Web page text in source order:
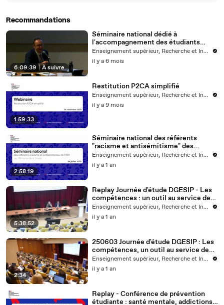
Recommandations
6:09:39 | À suivre
Séminaire national dédié à
l'accompagnement des étudiants
ultramarins - 05/02/2026
Enseignement supérieur, Recherche et Innovation
il y a 6 mois
1:59:33
Restitution P2CA simplifié
Enseignement supérieur, Recherche et Innovation
il y a 9 mois
2:58:19
Séminaire national des référents
"racisme et antisémitisme" des
établissements d'enseignement
supérieur
Enseignement supérieur, Recherche et Innovation
il y a 1 an
5:38:52
Replay Journée d'étude DGESIP - Les
compétences : un outil au service de
l'insertion professionnelle des jeunes
dans les territoires
Enseignement supérieur, Recherche et Innovation
il y a 1 an
2:34
250603 Journée d'étude DGESIP : Les
compétences, un outil au service de
l'insertion professionnelle des jeunes
dans les territoires
Enseignement supérieur, Recherche et Innovation
il y a 1 an
Replay - Conférence de prévention
étudiante : santé mentale, addictions